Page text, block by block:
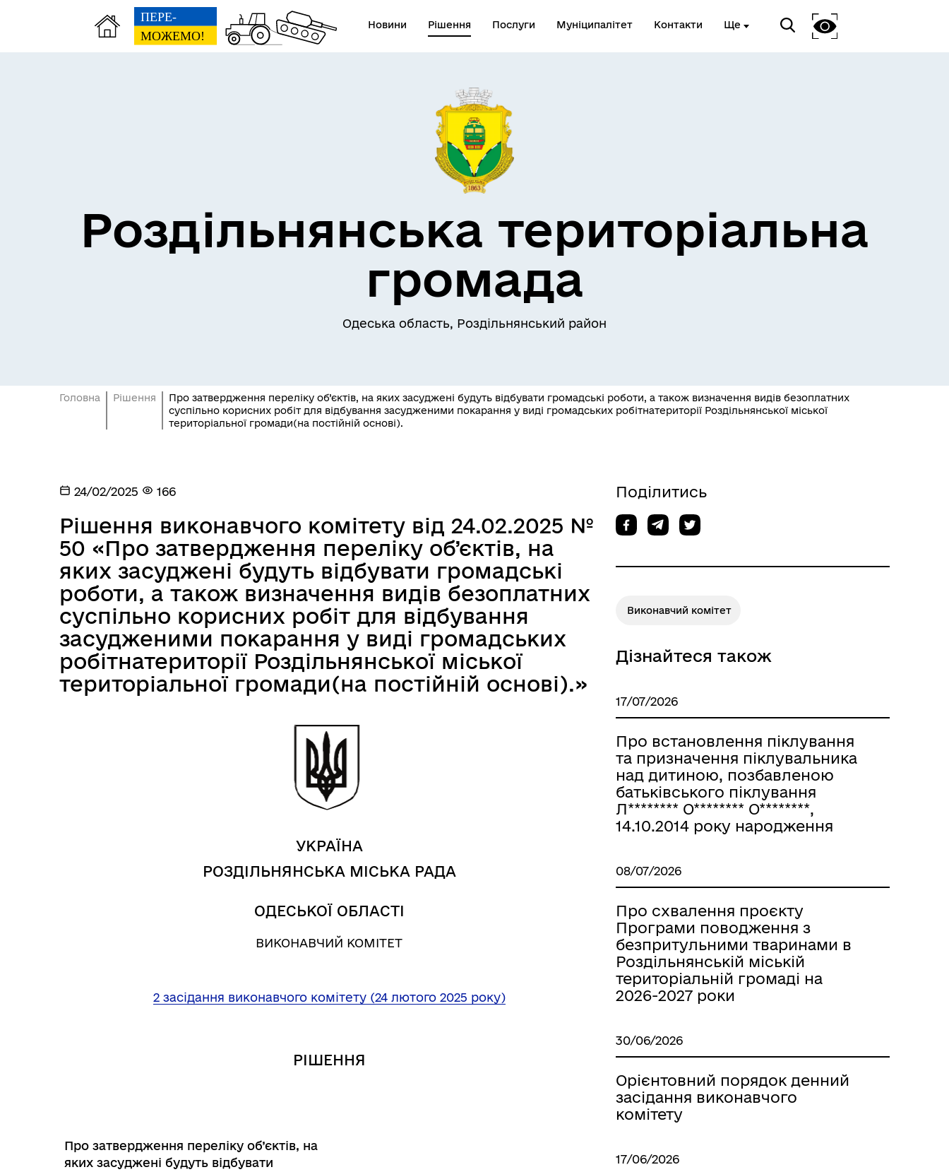
Новини Рішення Послуги Муніципалітет Контакти Ще
Засідання постійних комісій
Засідання виконавчого
комітету
Цивільний захист населення
Рада безбар’єрності
Гендерна рівність
Пам’яті військових громади
Квитки на потяг для
військовослужбовців та їх
Учасникам бойових дій
Книга пам'яті полеглих за
ветеранам та їхнім родинам
Розклад пасажирських потягів
Роздільна
Лиманське
Роздільнянська територіальна
громада
Одеська область, Роздільнянський район
Головна Рішення
Про затвердження переліку об’єктів, на яких засуджені будуть відбувати громадські роботи, а також визначення видів безоплатних
суспільно корисних робіт для відбування засудженими покарання у виді громадських робітнатериторії Роздільнянської міської
територіальної громади(на постійній основі).
24/02/2025 166
Рішення виконавчого комітету від 24.02.2025 №
50 «Про затвердження переліку об’єктів, на
яких засуджені будуть відбувати громадські
роботи, а також визначення видів безоплатних
суспільно корисних робіт для відбування
засудженими покарання у виді громадських
робітнатериторії Роздільнянської міської
територіальної громади(на постійній основі).»
УКРАЇНА
РОЗДІЛЬНЯНСЬКА МІСЬКА РАДА
ОДЕСЬКОЇ ОБЛАСТІ
ВИКОНАВЧИЙ КОМІТЕТ
2 засідання виконавчого комітету (24 лютого 2025 року)
РІШЕННЯ
Про затвердження переліку об’єктів, на
яких засуджені будуть відбувати
Поділитись
Виконавчий комітет
Дізнайтеся також
17/07/2026
Про встановлення піклування
та призначення піклувальника
над дитиною, позбавленою
батьківського піклування
Л******** О******** О********,
14.10.2014 року народження
08/07/2026
Про схвалення проєкту
Програми поводження з
безпритульними тваринами в
Роздільнянській міській
територіальній громаді на
2026-2027 роки
30/06/2026
Орієнтовний порядок денний
засідання виконавчого
комітету
17/06/2026